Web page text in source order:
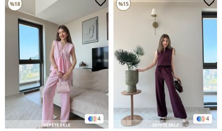
4
SEPETE EKLE
%18
4
SEPETE EKLE
%15